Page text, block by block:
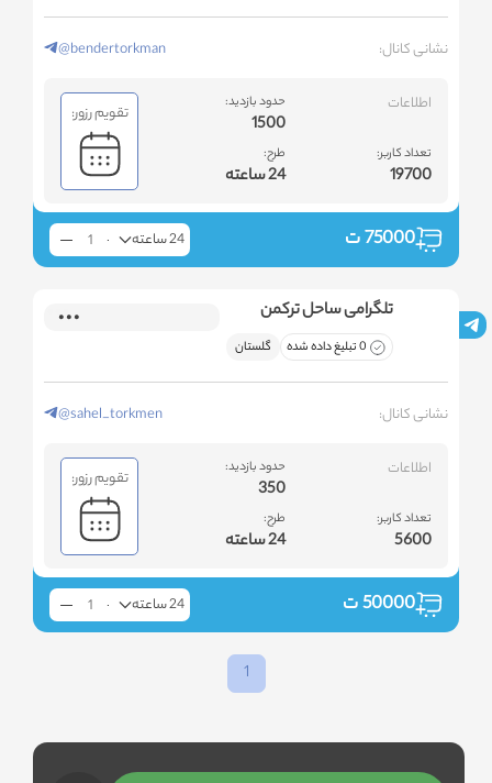
نشانی کانال: @bendertorkman
اطلاعات
تعداد کاربر:
19700
حدود بازدید:
1500
طرح:
24 ساعته
تقویم رزور:
75000ت 24 ساعته
تلگرامی ساحل ترکمن
0 تبلیغ داده شده گلستان
نشانی کانال: @sahel_torkmen
اطلاعات
تعداد کاربر:
5600
حدود بازدید:
350
طرح:
24 ساعته
تقویم رزور:
50000ت 24 ساعته
1